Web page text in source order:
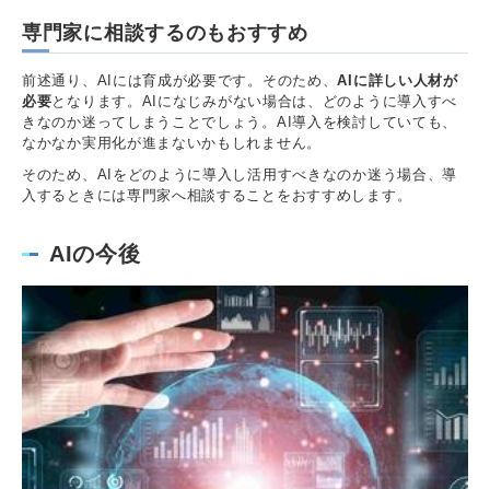
専門家に相談するのもおすすめ
前述通り、AIには育成が必要です。そのため、AIに詳しい人材が
必要となります。AIになじみがない場合は、どのように導入すべ
きなのか迷ってしまうことでしょう。AI導入を検討していても、
なかなか実用化が進まないかもしれません。
そのため、AIをどのように導入し活用すべきなのか迷う場合、導
入するときには専門家へ相談することをおすすめします。
AIの今後